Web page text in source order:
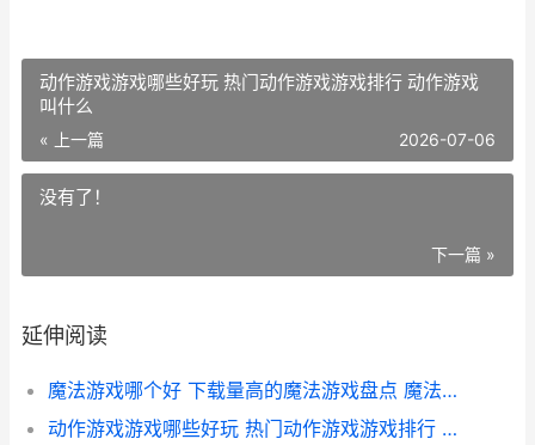
动作游戏游戏哪些好玩 热门动作游戏游戏排行 动作游戏
叫什么
« 上一篇 2026-07-06
没有了！
下一篇 »
延伸阅读
魔法游戏哪个好 下载量高的魔法游戏盘点 魔法游戏推荐
动作游戏游戏哪些好玩 热门动作游戏游戏排行 动作游戏叫什么